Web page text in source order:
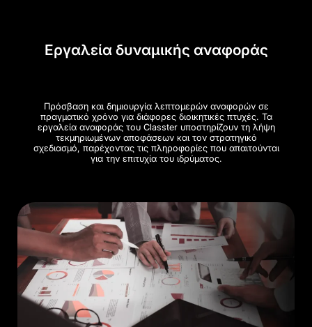
Εργαλεία δυναμικής αναφοράς
Πρόσβαση και δημιουργία λεπτομερών αναφορών σε
πραγματικό χρόνο για διάφορες διοικητικές πτυχές. Τα
εργαλεία αναφοράς του Classter υποστηρίζουν τη λήψη
τεκμηριωμένων αποφάσεων και τον στρατηγικό
σχεδιασμό, παρέχοντας τις πληροφορίες που απαιτούνται
για την επιτυχία του ιδρύματος.